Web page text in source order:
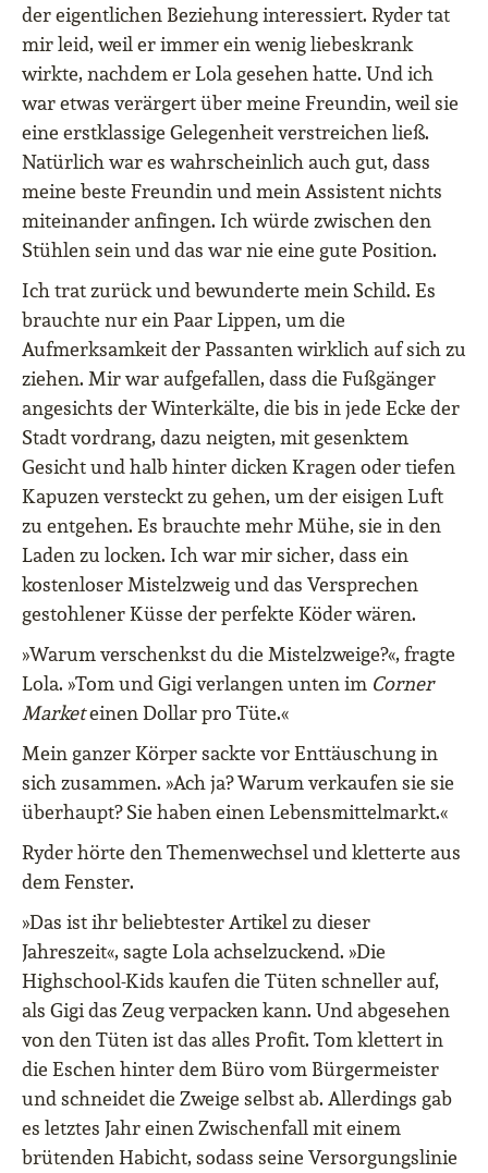
der eigentlichen Beziehung interessiert. Ryder tat
mir leid, weil er immer ein wenig liebeskrank
wirkte, nachdem er Lola gesehen hatte. Und ich
war etwas verärgert über meine Freundin, weil sie
eine erstklassige Gelegenheit verstreichen ließ.
Natürlich war es wahrscheinlich auch gut, dass
meine beste Freundin und mein Assistent nichts
miteinander anfingen. Ich würde zwischen den
Stühlen sein und das war nie eine gute Position.
Ich trat zurück und bewunderte mein Schild. Es
brauchte nur ein Paar Lippen, um die
Aufmerksamkeit der Passanten wirklich auf sich zu
ziehen. Mir war aufgefallen, dass die Fußgänger
angesichts der Winterkälte, die bis in jede Ecke der
Stadt vordrang, dazu neigten, mit gesenktem
Gesicht und halb hinter dicken Kragen oder tiefen
Kapuzen versteckt zu gehen, um der eisigen Luft
zu entgehen. Es brauchte mehr Mühe, sie in den
Laden zu locken. Ich war mir sicher, dass ein
kostenloser Mistelzweig und das Versprechen
gestohlener Küsse der perfekte Köder wären.
»Warum verschenkst du die Mistelzweige?«, fragte
Lola. »Tom und Gigi verlangen unten im Corner
Marketeinen Dollar pro Tüte.«
Mein ganzer Körper sackte vor Enttäuschung in
sich zusammen. »Ach ja? Warum verkaufen sie sie
überhaupt? Sie haben einen Lebensmittelmarkt.«
Ryder hörte den Themenwechsel und kletterte aus
dem Fenster.
»Das ist ihr beliebtester Artikel zu dieser
Jahreszeit«, sagte Lola achselzuckend. »Die
Highschool-Kids kaufen die Tüten schneller auf,
als Gigi das Zeug verpacken kann. Und abgesehen
von den Tüten ist das alles Profit. Tom klettert in
die Eschen hinter dem Büro vom Bürgermeister
und schneidet die Zweige selbst ab. Allerdings gab
es letztes Jahr einen Zwischenfall mit einem
brütenden Habicht, sodass seine Versorgungslinie